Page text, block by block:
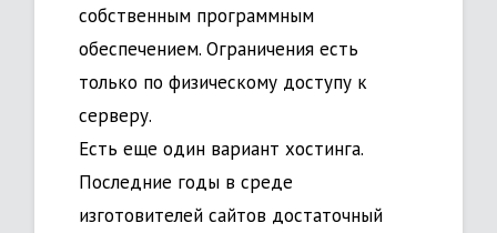
собственным программным
обеспечением. Ограничения есть
только по физическому доступу к
серверу.
Есть еще один вариант хостинга.
Последние годы в среде
изготовителей сайтов достаточный